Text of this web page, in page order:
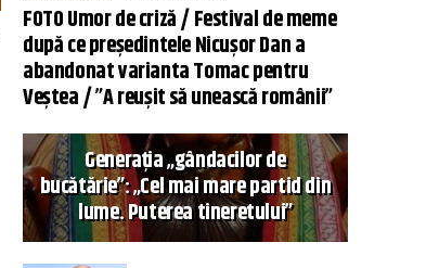
FOTO Umor de criză / Festival de meme
după ce președintele Nicușor Dan a
abandonat varianta Tomac pentru
Veștea / ”A reușit să unească românii”
Generația „gândacilor de
bucătărie”: „Cel mai mare partid din
lume. Puterea tineretului”